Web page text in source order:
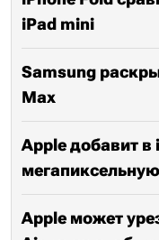
iPad mini
Samsung
Max
Apple добавит в
Apple может